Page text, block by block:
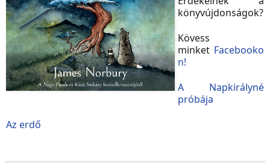
könyvújdonságok?
Kövess
minket Facebooko
n!
A ​Napkirályné
próbája
Az ​erdő